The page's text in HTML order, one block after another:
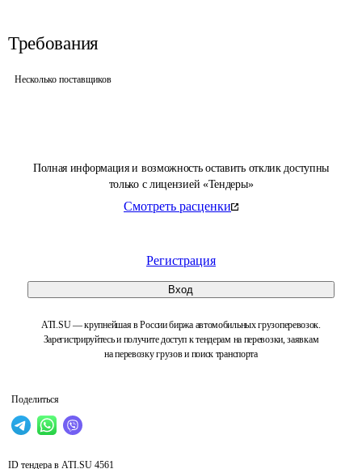
Полная информация и возможность оставить отклик доступны
только с лицензией «Тендеры»
Смотреть расценки
Регистрация
Вход
ATI.SU — крупнейшая в России биржа автомобильных грузоперевозок.
Зарегистрируйтесь и получите доступ к тендерам на перевозки, заявкам
на перевозку грузов и поиск транспорта
Поделиться
Требования
Несколько поставщиков
ID тендера в ATI.SU 4561